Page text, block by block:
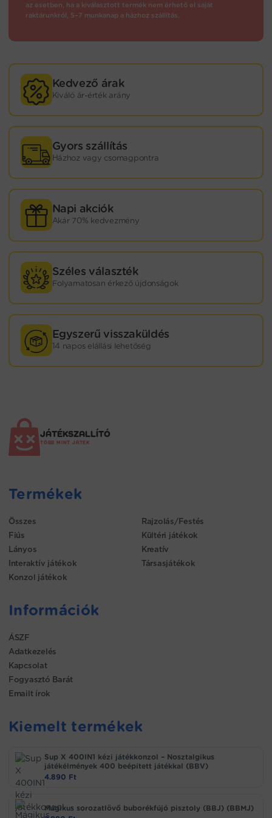
az esetben, ha a kiválasztott termék nem érhető el saját
raktárunkról, 5–7 munkanap a házhoz szállítás.
Kedvező árak
Kiváló ár-érték arány
Gyors szállítás
Házhoz vagy csomagpontra
Napi akciók
Akár 70% kedvezmény
Széles választék
Folyamatosan érkező újdonságok
Egyszerű visszaküldés
14 napos elállási lehetőség
JÁTÉKSZALLÍTÓ
TÖBB MINT JÁTÉK
Termékek
Összes
Fiús
Lányos
Interaktív játékok
Konzol játékok
Rajzolás/Festés
Kültéri játékok
Kreatív
Társasjátékok
Információk
ÁSZF
Adatkezelés
Kapcsolat
Fogyasztó Barát
Emailt írok
Kiemelt termékek
Sup X 400IN1 kézi játékkonzol – Nosztalgikus
játékélmények 400 beépített játékkal (BBV)
4.890 Ft
Mágikus sorozatlövő buborékfújó pisztoly (BBJ) (BBMJ)